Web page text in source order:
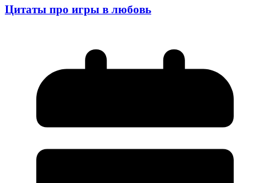
Цитаты про игры в любовь